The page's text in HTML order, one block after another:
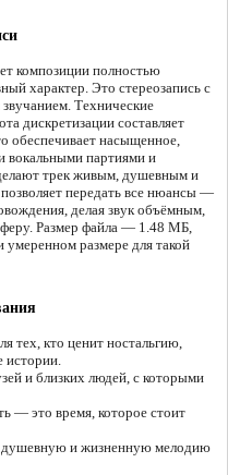
композиции полностью
характер. Это стереозапись с
Технические
дискретизации составляет
обеспечивает насыщенное,
вокальными партиями и
трек живым, душевным и
передать все нюансы —
делая звук объёмным,
Размер файла — 1.48 МБ,
умеренном размере для такой
тех, кто ценит ностальгию,
истории.
и близких людей, с которыми
— это время, которое стоит
душевную и жизненную мелодию